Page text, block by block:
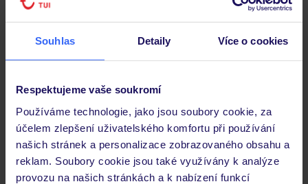
Souhlas Detaily Více o cookies
Respektujeme vaše soukromí
Používáme technologie, jako jsou soubory cookie, za
účelem zlepšení uživatelského komfortu při používání
našich stránek a personalizace zobrazovaného obsahu a
reklam. Soubory cookie jsou také využívány k analýze
provozu na našich stránkách a k nabízení funkcí
Stravování
Důležité informace
Často kladené otázky
Jaké doklady jsou potřebné při cestování?
Budeme ubytováni ihned po příjezdu do hotelu?
Kam jít po přistání a vyzvednutí zavazadel?